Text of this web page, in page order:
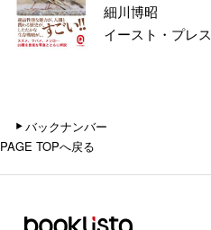
細川博昭
イースト・プレス
バックナンバー
PAGE TOPへ戻る